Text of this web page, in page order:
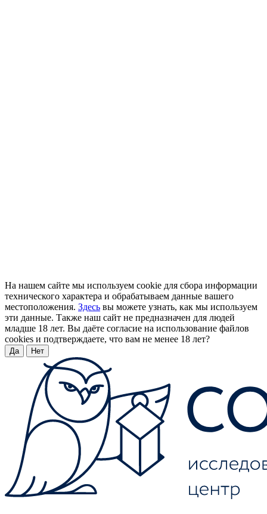
На нашем сайте мы используем cookie для сбора информации
технического характера и обрабатываем данные вашего
местоположения. Здесь вы можете узнать, как мы используем
эти данные. Также наш сайт не предназначен для людей
младше 18 лет. Вы даёте согласие на использование файлов
cookies и подтверждаете, что вам не менее 18 лет?
Да Нет